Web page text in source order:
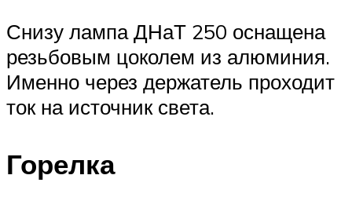
Снизу лампа ДНаТ 250 оснащена
резьбовым цоколем из алюминия.
Именно через держатель проходит
ток на источник света.
Горелка